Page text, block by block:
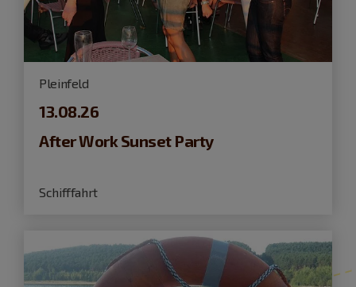
Pleinfeld
13.08.26
After Work Sunset Party
Schifffahrt